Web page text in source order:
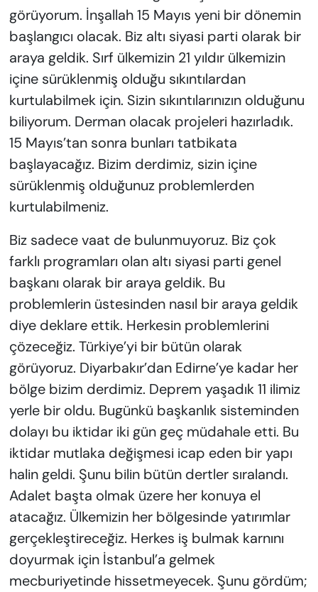
görüyorum. İnşallah 15 Mayıs yeni bir dönemin
başlangıcı olacak. Biz altı siyasi parti olarak bir
araya geldik. Sırf ülkemizin 21 yıldır ülkemizin
içine sürüklenmiş olduğu sıkıntılardan
kurtulabilmek için. Sizin sıkıntılarınızın olduğunu
biliyorum. Derman olacak projeleri hazırladık.
15 Mayıs’tan sonra bunları tatbikata
başlayacağız. Bizim derdimiz, sizin içine
sürüklenmiş olduğunuz problemlerden
kurtulabilmeniz.
Biz sadece vaat de bulunmuyoruz. Biz çok
farklı programları olan altı siyasi parti genel
başkanı olarak bir araya geldik. Bu
problemlerin üstesinden nasıl bir araya geldik
diye deklare ettik. Herkesin problemlerini
çözeceğiz. Türkiye’yi bir bütün olarak
görüyoruz. Diyarbakır’dan Edirne’ye kadar her
bölge bizim derdimiz. Deprem yaşadık 11 ilimiz
yerle bir oldu. Bugünkü başkanlık sisteminden
dolayı bu iktidar iki gün geç müdahale etti. Bu
iktidar mutlaka değişmesi icap eden bir yapı
halin geldi. Şunu bilin bütün dertler sıralandı.
Adalet başta olmak üzere her konuya el
atacağız. Ülkemizin her bölgesinde yatırımlar
gerçekleştireceğiz. Herkes iş bulmak karnını
doyurmak için İstanbul’a gelmek
mecburiyetinde hissetmeyecek. Şunu gördüm;